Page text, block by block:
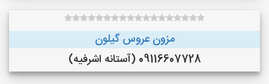
مزون عروس گیلون
09116607728 (آستانه اشرفیه)